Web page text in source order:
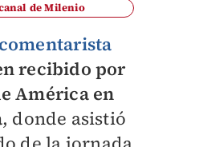
de Milenio
recibido por
América en
, donde asistió